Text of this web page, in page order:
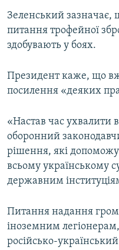
Зеленський зазначає,
питання трофейної
здобувають у боях.
Президент каже, що
посилення «деяких
«Настав час ухвалити
оборонний
рішення, які
всьому українському
державним
Питання надання
іноземним легіонерам,
російсько-